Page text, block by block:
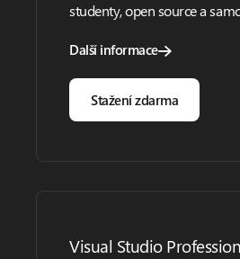
studenty, open source a
Další informace
Stažení zdarma
Visual Studio